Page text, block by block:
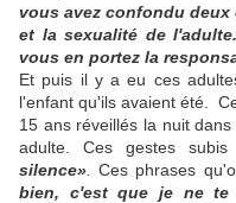
vous avez confondu
et la sexualité de
vous en portez la
Et puis il y a eu ces
l'enfant qu'ils avaient été.
15 ans réveillés la nuit
adulte. Ces gestes
silence»
Ces phrases
bien, c'est que je ne te